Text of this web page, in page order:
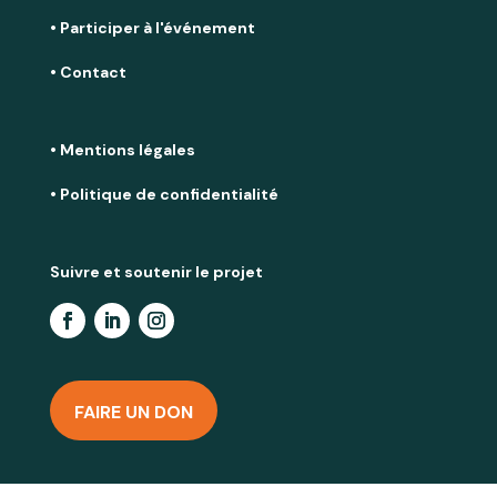
• Participer à l'événement
• Contact
• Mentions légales
• Politique de confidentialité
Suivre et soutenir le projet
FAIRE UN DON